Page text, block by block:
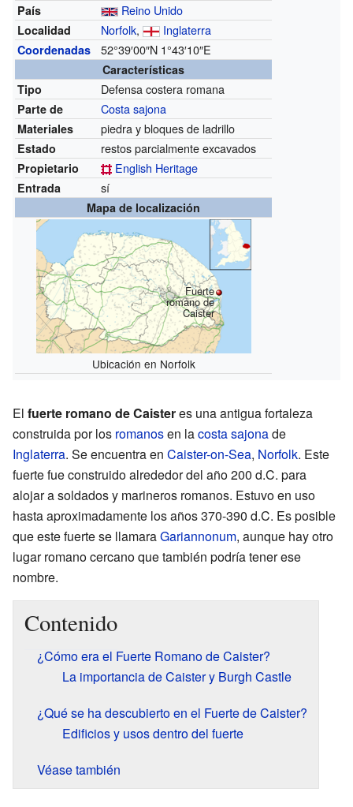
País
Reino Unido
Localidad Norfolk, Inglaterra
Coordenadas 52°39′00″N 1°43′10″E
Características
Tipo
Defensa costera romana
Parte de Costa sajona
Materiales piedra y bloques de ladrillo
Estado restos parcialmente excavados
Propietario English Heritage
Entrada sí
Mapa de localización
Fuerte
romano de
Caister
Ubicación en Norfolk
El fuerte romano de Caisteres una antigua fortaleza
construida por los romanosen lacosta sajonade
Inglaterra. Se encuentra en Caister-on-Sea, Norfolk. Este
fuerte fue construido alrededor del año 200 d.C. para
alojar a soldados y marineros romanos. Estuvo en uso
hasta aproximadamente los años 370-390 d.C. Es posible
que este fuerte se llamaraGariannonum, aunque hay otro
lugar romano cercano que también podría tener ese
nombre.
Contenido
¿Cómo era el Fuerte Romano de Caister?
La importancia de Caister y Burgh Castle
¿Qué se ha descubierto en el Fuerte de Caister?
Edificios y usos dentro del fuerte
Véase también